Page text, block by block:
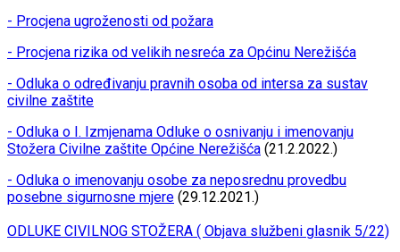
- Procjena ugroženosti od požara
- Procjena rizika od velikih nesreća za Općinu Nerežišća
- Odluka o određivanju pravnih osoba od intersa za sustav
civilne zaštite
- Odluka o I. Izmjenama Odluke o osnivanju i imenovanju
Stožera Civilne zaštite Općine Nerežišća (21.2.2022.)
- Odluka o imenovanju osobe za neposrednu provedbu
posebne sigurnosne mjere (29.12.2021.)
ODLUKE CIVILNOG STOŽERA ( Objava službeni glasnik 5/22)